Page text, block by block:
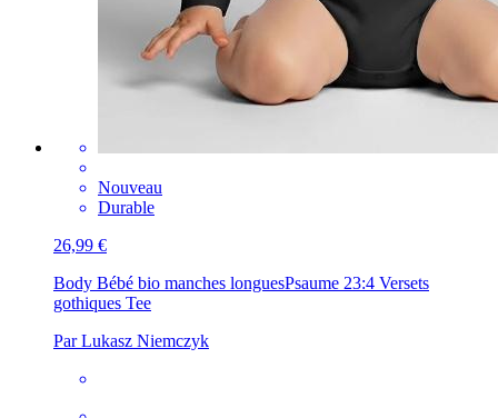
Nouveau
Durable
26,99 €
Body Bébé bio manches longuesPsaume 23:4 Versets
gothiques Tee
Par Lukasz Niemczyk